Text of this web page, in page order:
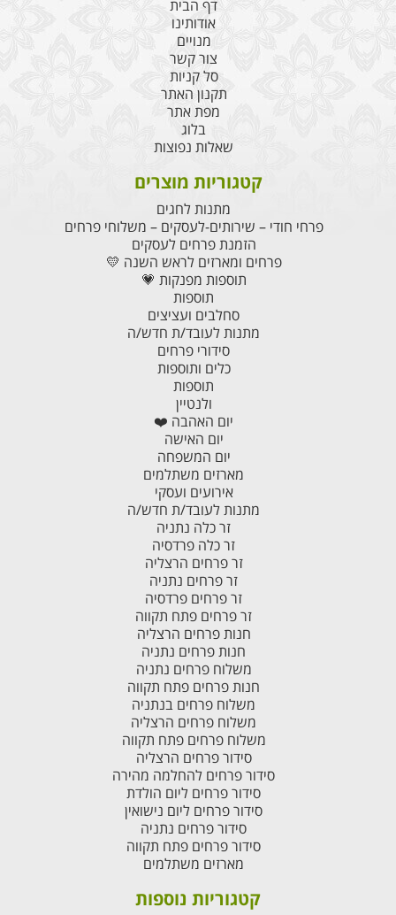
דף הבית
אודותינו
מנויים
צור קשר
סל קניות
תקנון האתר
מפת אתר
בלוג
שאלות נפוצות
קטגוריות מוצרים
מתנות לחגים
פרחי חודי – שירותים-לעסקים – משלוחי פרחים
הזמנת פרחים לעסקים
פרחים ומארזים לראש השנה 💛
תוספות מפנקות 💗
תוספות
סחלבים ועציצים
מתנות לעובד/ת חדש/ה
סידורי פרחים
כלים ותוספות
תוספות
ולנטיין
יום האהבה ❤️
יום האישה
יום המשפחה
מארזים משתלמים
אירועים ועסקי
מתנות לעובד/ת חדש/ה
זר כלה נתניה
זר כלה פרדסיה
זר פרחים הרצליה
זר פרחים נתניה
זר פרחים פרדסיה
זר פרחים פתח תקווה
חנות פרחים הרצליה
חנות פרחים נתניה
משלוח פרחים נתניה
חנות פרחים פתח תקווה
משלוח פרחים בנתניה
משלוח פרחים הרצליה
משלוח פרחים פתח תקווה
סידור פרחים הרצליה
סידור פרחים להחלמה מהירה
סידור פרחים ליום הולדת
סידור פרחים ליום נישואין
סידור פרחים נתניה
סידור פרחים פתח תקווה
מארזים משתלמים
קטגוריות נוספות